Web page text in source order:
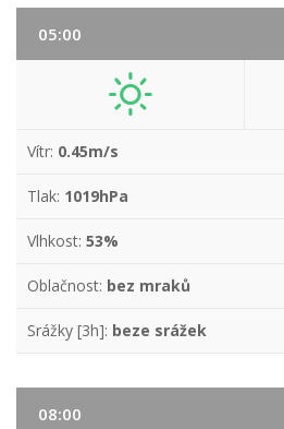
05:00
Vítr: 0.45m/s
Tlak: 1019hPa
Vlhkost: 53%
Oblačnost: bez mraků
Srážky [3h]: beze srážek
08:00